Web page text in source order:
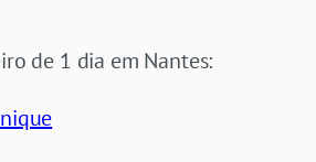
de 1 dia em Nantes: